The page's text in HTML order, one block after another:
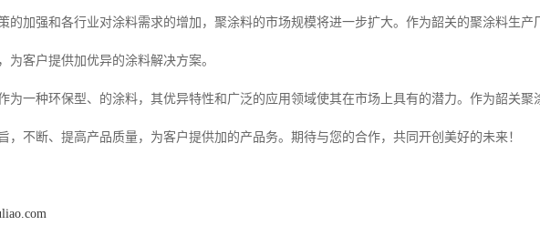
的加强和各行业对涂料需求的增加，聚涂料的市场规模将进一步扩大。作为韶关的聚涂料生产
为客户提供加优异的涂料解决方案。
为一种环保型、的涂料，其优异特性和广泛的应用领域使其在市场上具有的潜力。作为韶关聚
，不断、提高产品质量，为客户提供加的产品务。期待与您的合作，共同开创美好的未来！